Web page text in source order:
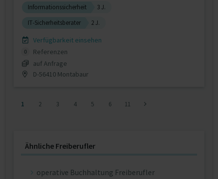
Informationssicherheit
3 J.
IT-Sicherheitsberater
2 J.
Verfügbarkeit einsehen
0
Referenzen
auf Anfrage
D-56410 Montabaur
1 2 3 4 5 6 11
Ähnliche Freiberufler
operative Buchhaltung Freiberufler